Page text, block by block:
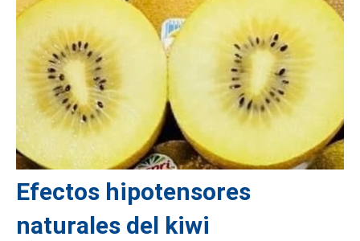
Efectos hipotensores
naturales del kiwi